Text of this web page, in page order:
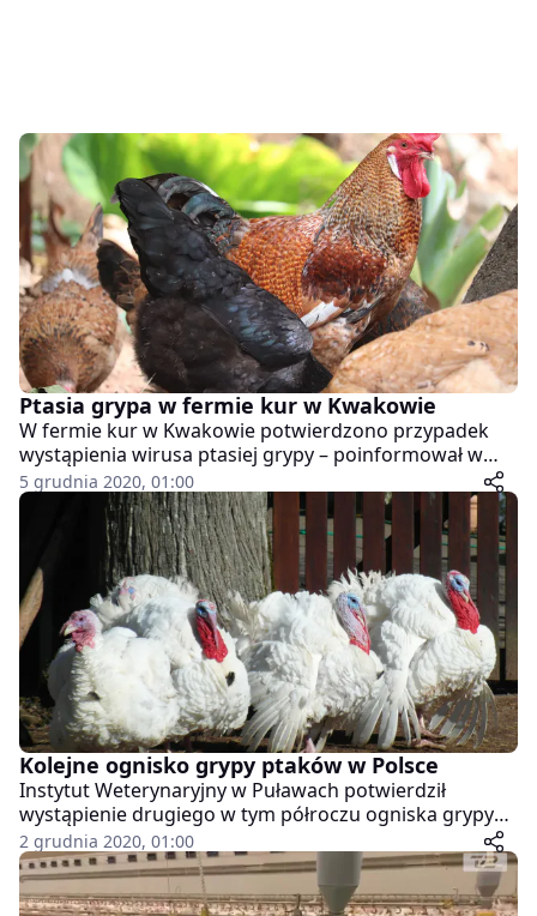
Ptasia grypa w fermie kur w Kwakowie
W fermie kur w Kwakowie potwierdzono przypadek
wystąpienia wirusa ptasiej grypy – poinformował w
sobotę wójt gminy Kobylnica Leszek Kuliński. Podał, że
konieczne jest wprowadzenie zasad bioasekuracji w
obszarze 10 km od ogniska choroby.
5 grudnia 2020, 01:00
Kolejne ognisko grypy ptaków w Polsce
Instytut Weterynaryjny w Puławach potwierdził
wystąpienie drugiego w tym półroczu ogniska grypy
ptaków. 34. ognisko wykryte w 2020 r. stwierdzono w
powiecie siedleckim, na fermie indyków, gdzie znajduje
się ponad 117 tys. ptaków.
2 grudnia 2020, 01:00